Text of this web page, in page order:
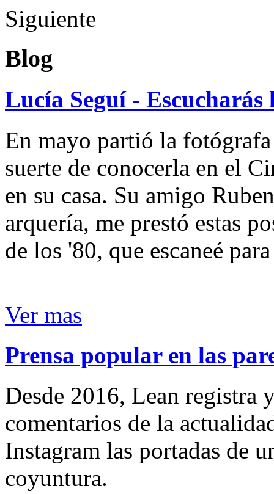
Siguiente
Blog
Lucía Seguí - Escucharás
En mayo partió la
suerte de conocerla en el
en su casa. Su amigo
arquería, me prestó estas
de los '80, que escaneé
Ver mas
Prensa popular en las
Desde 2016, Lean registra
comentarios de la
Instagram las portadas de
coyuntura.